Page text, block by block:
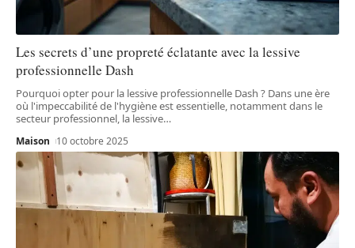
Les secrets d’une propreté éclatante avec la lessive
professionnelle Dash
Pourquoi opter pour la lessive professionnelle Dash ? Dans une ère
où l'impeccabilité de l'hygiène est essentielle, notamment dans le
secteur professionnel, la lessive…
Maison 10 octobre 2025